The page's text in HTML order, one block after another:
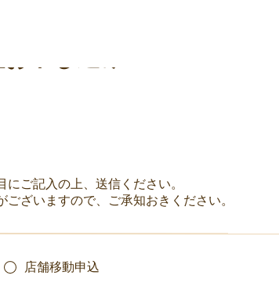
ご記入の上、送信ください。
ざいますので、ご承知おきください。
店舗移動申込